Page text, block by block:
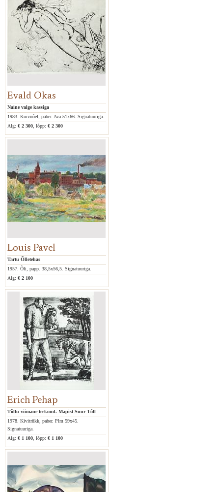
Evald Okas
Naine valge kassiga
1983. Kuivnõel, paber. Ava 51x66. Signatuuriga.
Alg: € 2 300 , lõpp: € 2 300
Louis Pavel
Tartu Õlletehas
1957. Õli, papp. 38,5x56,5. Signatuuriga.
Alg: € 2 100
Erich Pehap
Tõllu viimane teekond. Mapist Suur Tõll
1978. Kivitrükk, paber. Plm 59x45.
Signatuuriga.
Alg: € 1 100 , lõpp: € 1 100